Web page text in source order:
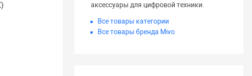
аксессуары для цифровой техники.
Все товары категории
Все товары бренда Mivo